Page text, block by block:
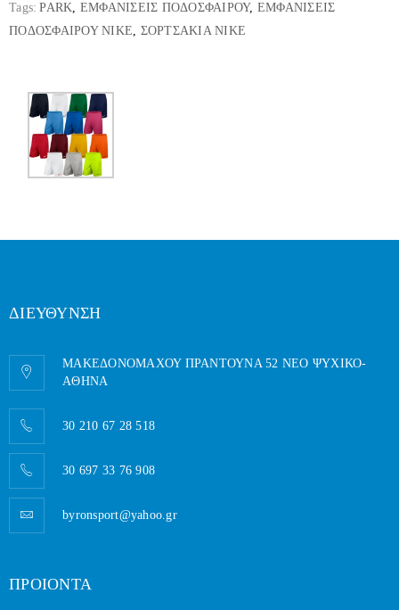
Tags: PARK, ΕΜΦΑΝΙΣΕΙΣ ΠΟΔΟΣΦΑΙΡΟΥ, ΕΜΦΑΝΙΣΕΙΣ
ΠΟΔΟΣΦΑΙΡΟΥ NIKE, ΣΟΡΤΣΑΚΙΑ NIKE
ΔΙΕΥΘΥΝΣΗ
ΜΑΚΕΔΟΝΟΜΑΧΟΥ ΠΡΑΝΤΟΥΝΑ 52 ΝΕΟ ΨΥΧΙΚΟ-
AΘΗΝΑ
30 210 67 28 518
30 697 33 76 908
byronsport@yahoo.gr
ΠΡΟΙΟΝΤΑ